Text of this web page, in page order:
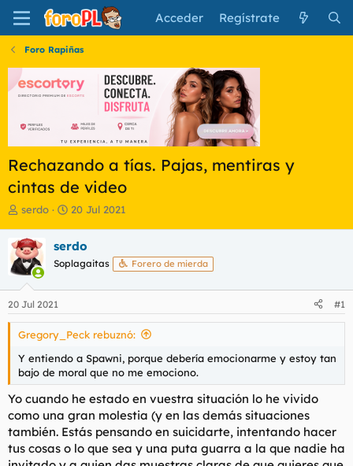
Acceder Regístrate
Foro Rapiñas
Rechazando a tías. Pajas, mentiras y
cintas de video
I
i
c
i
a
d
o
r
d
l
t
m
a
serdo
F
h
a
e
n
i
i
o
20 Jul 2021
serdo
Soplagaitas Forero de mierda
20 Jul 2021 #1
Gregory_Peck rebuznó:
Y entiendo a Spawni, porque debería emocionarme y estoy tan
bajo de moral que no me emociono.
Yo cuando he estado en vuestra situación lo he vivido
como una gran molestia (y en las demás situaciones
también. Estás pensando en suicidarte, intentando hacer
tus cosas o lo que sea y una puta guarra a la que nadie ha